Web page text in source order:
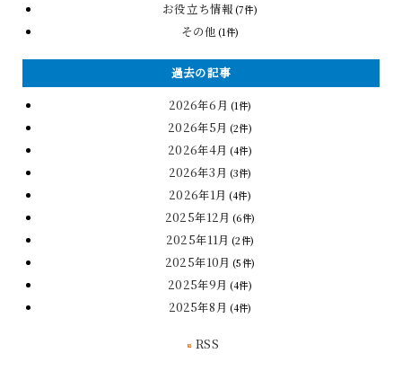
お役立ち情報 (7件)
その他 (1件)
過去の記事
2026年6月 (1件)
2026年5月 (2件)
2026年4月 (4件)
2026年3月 (3件)
2026年1月 (4件)
2025年12月 (6件)
2025年11月 (2件)
2025年10月 (5件)
2025年9月 (4件)
2025年8月 (4件)
RSS